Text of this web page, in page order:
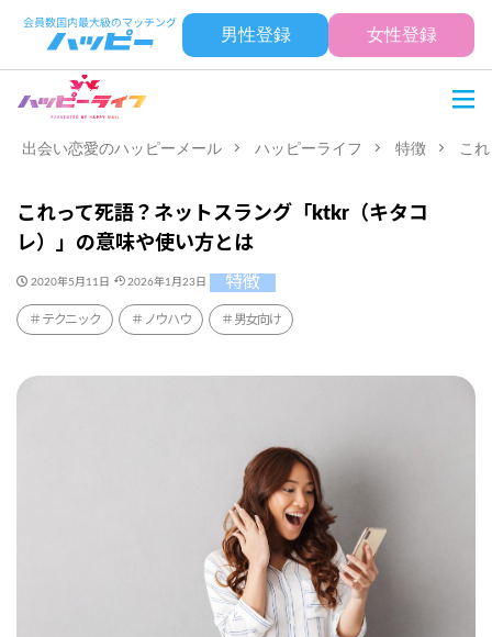
男性登録 女性登録
出会い恋愛のハッピーメール ハッピーライフ 特徴 こ
これって死語？ネットスラング「ktkr（キタコ
レ）」の意味や使い方とは
2020年5月11日 2026年1月23日 特徴
テクニック ノウハウ 男女向け